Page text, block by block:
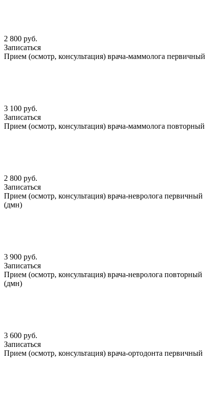
2 800 руб.
Записаться
Прием (осмотр, консультация) врача-маммолога первичный
3 100 руб.
Записаться
Прием (осмотр, консультация) врача-маммолога повторный
2 800 руб.
Записаться
Прием (осмотр, консультация) врача-невролога первичный
(дмн)
3 900 руб.
Записаться
Прием (осмотр, консультация) врача-невролога повторный
(дмн)
3 600 руб.
Записаться
Прием (осмотр, консультация) врача-ортодонта первичный